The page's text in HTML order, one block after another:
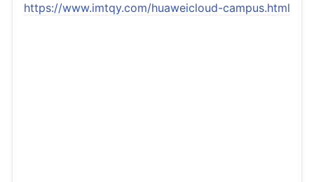
https://www.imtqy.com/huaweicloud-campus.html